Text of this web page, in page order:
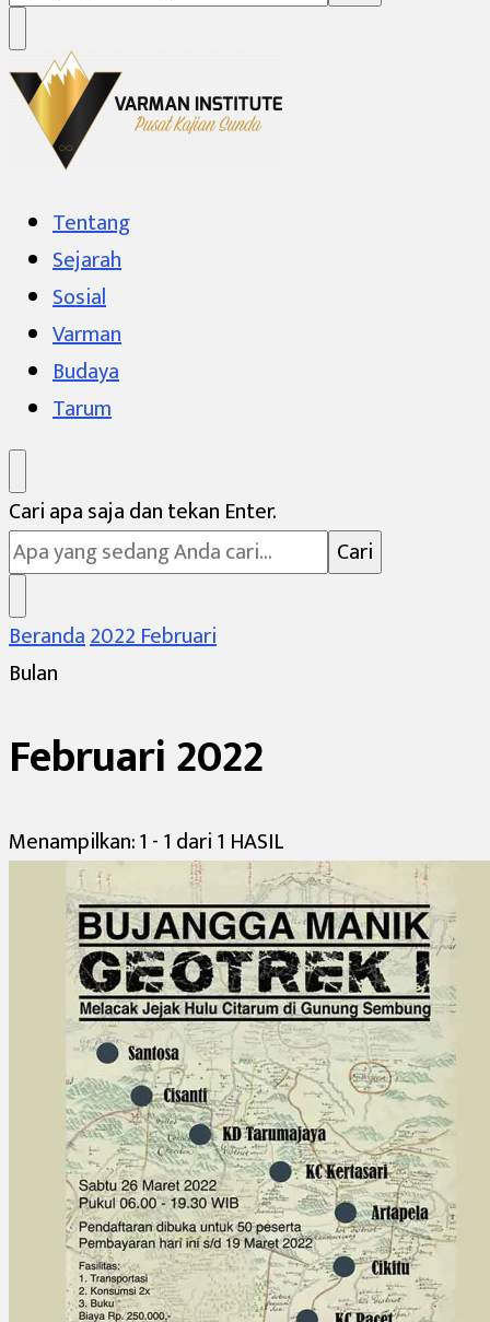
Varman Institute
Pusat Kajian Sunda
Tentang
Sejarah
Sosial
Varman
Budaya
Tarum
Mencari
Sesuatu?
Cari apa saja dan tekan Enter.
Beranda2022Februari
Bulan
Februari 2022
Menampilkan: 1 - 1 dari 1 HASIL